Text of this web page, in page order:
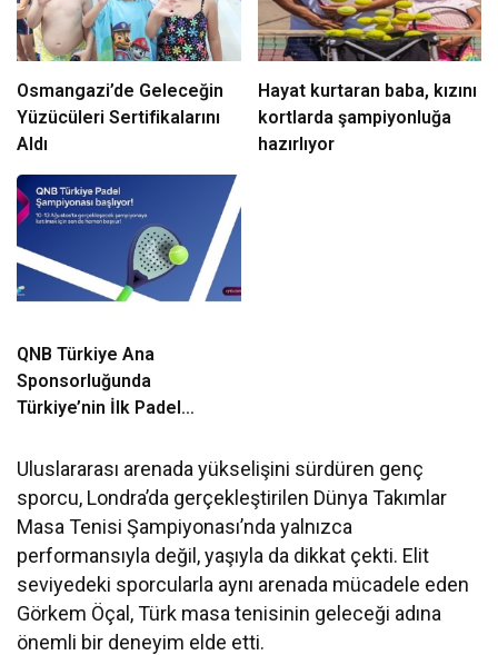
Osmangazi’de Geleceğin
Yüzücüleri Sertifikalarını
Aldı
Hayat kurtaran baba, kızını
kortlarda şampiyonluğa
hazırlıyor
QNB Türkiye Ana
Sponsorluğunda
Türkiye’nin İlk Padel
Başlıyor
Uluslararası arenada yükselişini sürdüren genç
sporcu, Londra’da gerçekleştirilen Dünya Takımlar
Masa Tenisi Şampiyonası’nda yalnızca
performansıyla değil, yaşıyla da dikkat çekti. Elit
seviyedeki sporcularla aynı arenada mücadele eden
Görkem Öçal, Türk masa tenisinin geleceği adına
önemli bir deneyim elde etti.